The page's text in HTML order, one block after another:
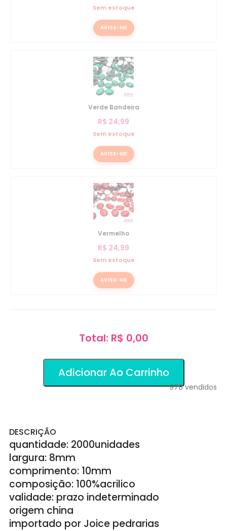
Sem estoque
AVISE-ME
Verde Bandeira
R$ 24,99
Sem estoque
AVISE-ME
Vermelho
R$ 24,99
Sem estoque
AVISE-ME
Total: R$ 0,00
Adicionar Ao Carrinho
978vendidos
DESCRIÇÃO
quantidade: 2000unidades
largura: 8mm
comprimento: 10mm
composição: 100%acrilico
validade: prazo indeterminado
origem china
importado por Joice pedrarias